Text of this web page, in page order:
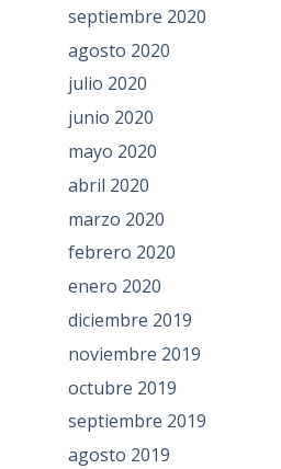
septiembre 2020
agosto 2020
julio 2020
junio 2020
mayo 2020
abril 2020
marzo 2020
febrero 2020
enero 2020
diciembre 2019
noviembre 2019
octubre 2019
septiembre 2019
agosto 2019